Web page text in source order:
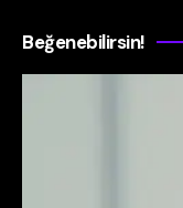
Beğenebilirsin!